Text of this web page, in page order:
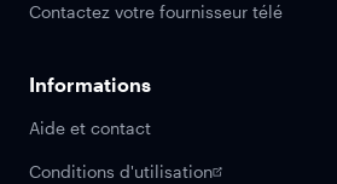
Contactez votre fournisseur télé
Informations
Aide et contact
Conditions d'utilisation